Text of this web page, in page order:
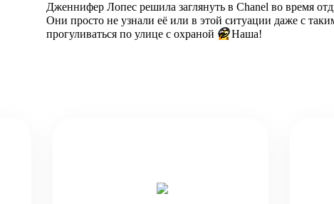
Дженнифер Лопес решила заглянуть в Chanel во время
Они просто не узнали её или в этой ситуации даже с
прогуливаться по улице с охраной 🤭Наша!